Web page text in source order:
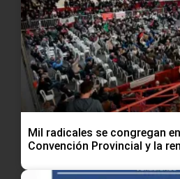
Mil radicales se congregan
Convención Provincial y la